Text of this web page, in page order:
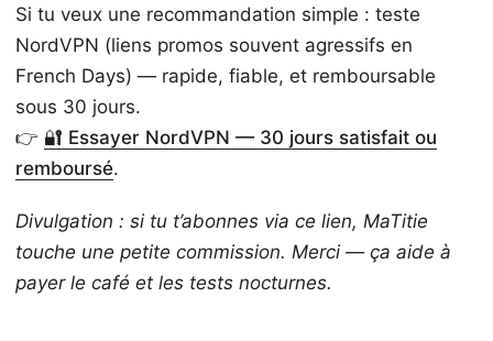
Si tu veux une recommandation simple : teste
NordVPN (liens promos souvent agressifs en
French Days) — rapide, fiable, et remboursable
sous 30 jours.
👉 🔐 Essayer NordVPN — 30 jours satisfait ou
remboursé.
Divulgation : si tu t’abonnes via ce lien, MaTitie
touche une petite commission. Merci — ça aide à
payer le café et les tests nocturnes.